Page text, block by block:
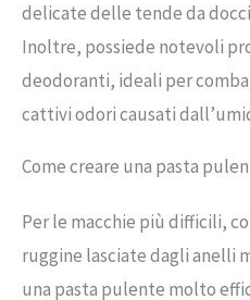
delicate delle tende da
Inoltre, possiede notevoli
deodoranti, ideali per
cattivi odori causati
Come creare una pasta
Per le macchie più difficili,
ruggine lasciate dagli anelli
una pasta pulente molto